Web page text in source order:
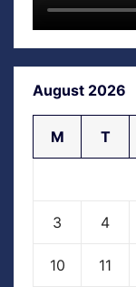
August 2026
M T
3 4
10 11